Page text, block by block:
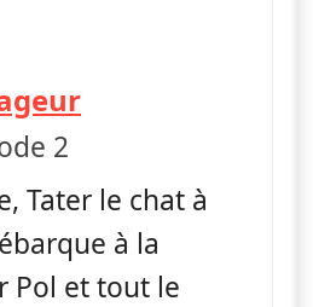
— L'incroyable
2
Tater le chat à
à la
Pol et tout le